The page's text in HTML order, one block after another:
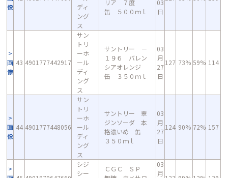
像
ディ
ング
ス
リア ７度
缶 ５００ｍｌ
03
日
画
像
43 4901777442917
サン
トリ
ーホ
ール
ディ
ング
ス
サントリー －
１９６ バレン
シアオレンジ
缶 ３５０ｍｌ
03
月
27
日
127 73% 59% 114
画
像
44 4901777448056
サン
トリ
ーホ
ール
ディ
ング
ス
サントリー 翠
ジンソーダ 本
格濃いめ 缶
３５０ｍｌ
03
月
27
日
124 90% 72% 157
シジ
シー
ＣＧＣ ＳＰ
03
月